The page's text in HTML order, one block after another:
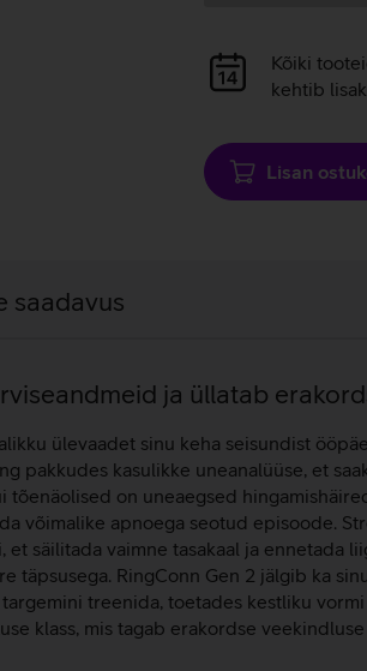
Andmete
laadimine
Kõiki
kehtib
Lisan
saadavus
ja üllatab
ülevaadet sinu keha seisundist
pakkudes kasulikke uneanalüüse, et
on uneaegsed
võimalike apnoega seotud episoode.
säilitada vaimne tasakaal ja ennetada
RingConn Gen 2 jälgib ka
treenida, toetades kestliku
klass, mis tagab erakordse